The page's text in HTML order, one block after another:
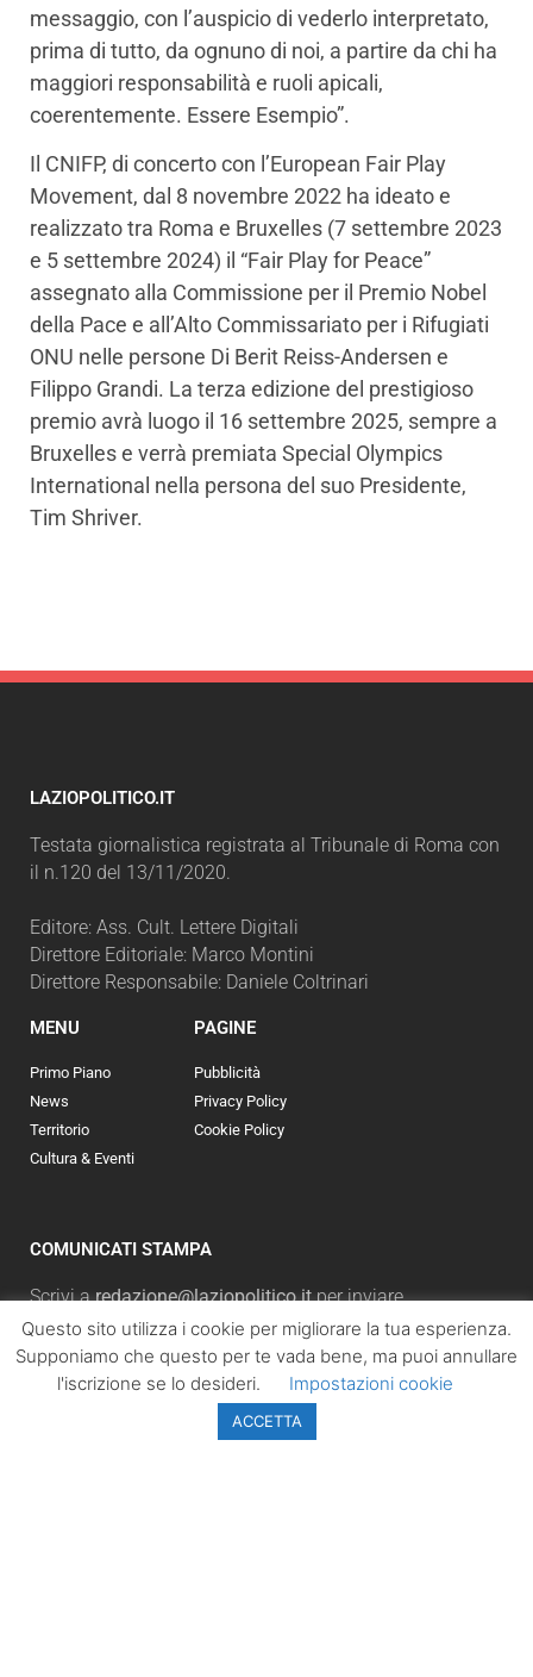
messaggio, con l’auspicio di vederlo interpretato,
prima di tutto, da ognuno di noi, a partire da chi ha
maggiori responsabilità e ruoli apicali,
coerentemente. Essere Esempio”.
Il CNIFP, di concerto con l’European Fair Play
Movement, dal 8 novembre 2022 ha ideato e
realizzato tra Roma e Bruxelles (7 settembre 2023
e 5 settembre 2024) il “Fair Play for Peace”
assegnato alla Commissione per il Premio Nobel
della Pace e all’Alto Commissariato per i Rifugiati
ONU nelle persone Di Berit Reiss-Andersen e
Filippo Grandi. La terza edizione del prestigioso
premio avrà luogo il 16 settembre 2025, sempre a
Bruxelles e verrà premiata Special Olympics
International nella persona del suo Presidente,
Tim Shriver.
LAZIOPOLITICO.IT
Testata giornalistica registrata al Tribunale di Roma con
il n.120 del 13/11/2020.
Editore: Ass. Cult. Lettere Digitali
Direttore Editoriale: Marco Montini
Direttore Responsabile: Daniele Coltrinari
MENU
Primo Piano
News
Territorio
Cultura & Eventi
PAGINE
Pubblicità
Privacy Policy
Cookie Policy
COMUNICATI STAMPA
Scrivi aredazione@laziopolitico.itper inviare
direttamente il tuo comunicato stampa.
PER LA TUA PUBBLICITÀ
Sei interessato ad avere visibilità sul sito? Scrivi a
per ricevere i piani pubblicitari.
Questo sito utilizza i cookie per migliorare la tua esperienza.
Supponiamo che questo per te vada bene, ma puoi annullare
l'iscrizione se lo desideri.
Impostazioni cookie
ACCETTA